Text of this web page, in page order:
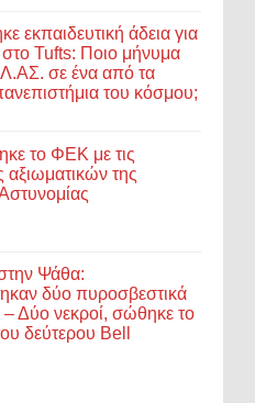
εκπαιδευτική άδεια για
Tufts: Ποιο μήνυμα
σε ένα από τα
του κόσμου;
το ΦΕΚ με τις
της
Ψάθα:
δύο πυροσβεστικά
– Δύο νεκροί, σώθηκε το
δεύτερου Bell